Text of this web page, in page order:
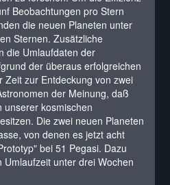
Beobachtungen pro Stern
die neuen Planeten unter
Sternen. Zusätzliche
die Umlaufdaten der
der überaus erfolgreichen
Zeit zur Entdeckung von zwei
der Meinung, daß
unserer kosmischen
Die zwei neuen Planeten
von denen es jetzt acht
bei 51 Pegasi. Dazu
unter drei Wochen